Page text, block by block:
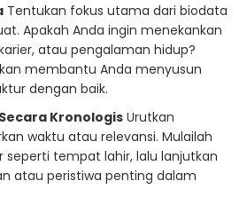
Tentukan fokus utama dari biodata
Apakah Anda ingin menekankan
atau pengalaman hidup?
membantu Anda menyusun
dengan baik.
Kronologis Urutkan
waktu atau relevansi. Mulailah
seperti tempat lahir, lalu lanjutkan
atau peristiwa penting dalam